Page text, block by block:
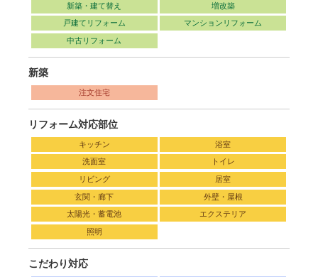
新築・建て替え 増改築
戸建てリフォーム マンションリフォーム
中古リフォーム
新築
注文住宅
リフォーム対応部位
キッチン 浴室
洗面室 トイレ
リビング 居室
玄関・廊下 外壁・屋根
太陽光・蓄電池 エクステリア
照明
こだわり対応